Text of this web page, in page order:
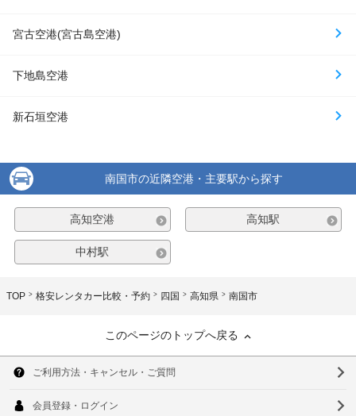
宮古空港(宮古島空港)
下地島空港
新石垣空港
南国市の近隣空港・主要駅から探す
高知空港 高知駅
中村駅
TOP 格安レンタカー比較・予約 四国 高知県 南国市
このページのトップへ戻る